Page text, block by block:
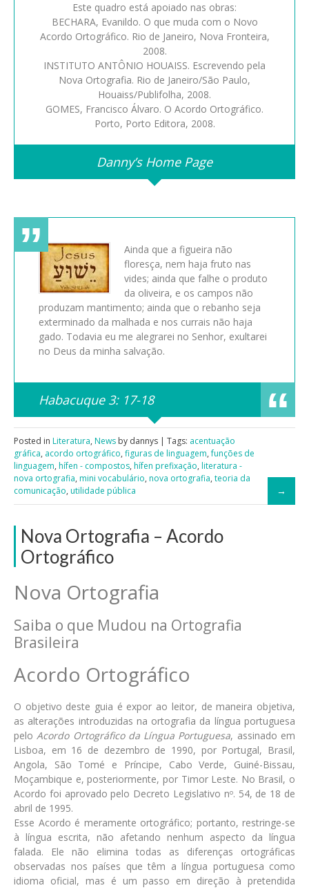
Este quadro está apoiado nas obras:
BECHARA, Evanildo. O que muda com o Novo
Acordo Ortográfico. Rio de Janeiro, Nova Fronteira,
2008.
INSTITUTO ANTÔNIO HOUAISS. Escrevendo pela
Nova Ortografia. Rio de Janeiro/São Paulo,
Houaiss/Publifolha, 2008.
GOMES, Francisco Álvaro. O Acordo Ortográfico.
Porto, Porto Editora, 2008.
Danny’s Home Page
Ainda que a figueira não
floresça, nem haja fruto nas
vides; ainda que falhe o produto
da oliveira, e os campos não
produzam mantimento; ainda que o rebanho seja
exterminado da malhada e nos currais não haja
gado. Todavia eu me alegrarei no Senhor, exultarei
no Deus da minha salvação.
Habacuque 3: 17-18
Posted in Literatura, News by dannys | Tags: acentuação
gráfica, acordo ortográfico, figuras de linguagem,funções de
linguagem, hífen - compostos, hífen prefixação, literatura -
nova ortografia, mini vocabulário, nova ortografia, teoria da
comunicação, utilidade pública
Nova Ortografia – Acordo
Ortográfico
Nova Ortografia
Saiba o que Mudou na Ortografia
Brasileira
Acordo Ortográfico
O objetivo deste guia é expor ao leitor, de maneira objetiva,
as alterações introduzidas na ortografia da língua portuguesa
peloAcordo Ortográfico da Língua Portuguesa, assinado em
Lisboa, em 16 de dezembro de 1990, por Portugal, Brasil,
Angola, São Tomé e Príncipe, Cabo Verde, Guiné-Bissau,
Moçambique e, posteriormente, por Timor Leste. No Brasil, o
Acordo foi aprovado pelo Decreto Legislativo no. 54, de 18 de
abril de 1995.
Esse Acordo é meramente ortográfico; portanto, restringe-se
à língua escrita, não afetando nenhum aspecto da língua
falada. Ele não elimina todas as diferenças ortográficas
observadas nos países que têm a língua portuguesa como
idioma oficial, mas é um passo em direção à pretendida